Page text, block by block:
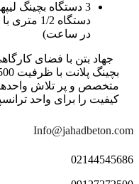
در ساعت)
جهاد بتن با فضای
متخصص و پر تلاش
کیفیت را برای واحد
Info@jahadbeton.com
02144545686